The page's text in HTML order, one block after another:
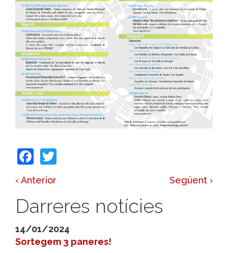
Facebook
‹ Anterior Següent ›
Darreres notícies
14/01/2024
Sortegem 3 paneres!